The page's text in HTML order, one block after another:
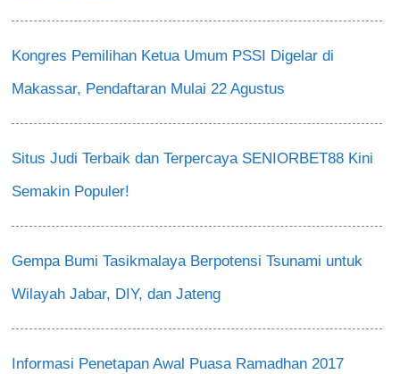
Kongres Pemilihan Ketua Umum PSSI Digelar di
Makassar, Pendaftaran Mulai 22 Agustus
Situs Judi Terbaik dan Terpercaya SENIORBET88 Kini
Semakin Populer!
Gempa Bumi Tasikmalaya Berpotensi Tsunami untuk
Wilayah Jabar, DIY, dan Jateng
Informasi Penetapan Awal Puasa Ramadhan 2017